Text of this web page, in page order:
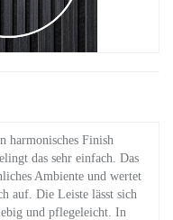
harmonisches Finish
das sehr einfach. Das
Ambiente und wertet
auf. Die Leiste lässt sich
und pflegeleicht. In